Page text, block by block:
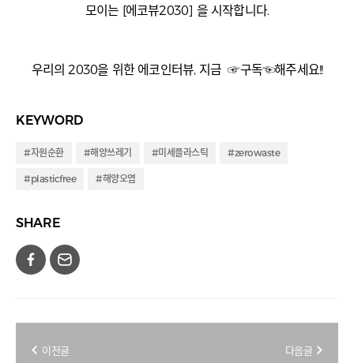
모이는 [에코뷰2030] 을 시작합니다.
우리의 2030을 위한 에코인터뷰, 지금 ☞구독☜해주세요!!
KEYWORD
#자원순환 #해양쓰레기 #미세플라스틱 #zerowaste
#plasticfree #해양오염
SHARE
이전글 다음글